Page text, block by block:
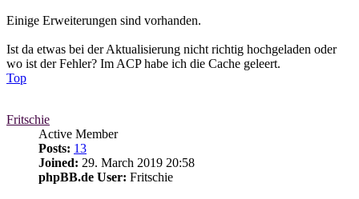
Einige Erweiterungen sind vorhanden.
Ist da etwas bei der Aktualisierung nicht richtig hochgeladen oder
wo ist der Fehler? Im ACP habe ich die Cache geleert.
Top
Fritschie
Active Member
Posts: 13
Joined: 29. March 2019 20:58
phpBB.de User: Fritschie